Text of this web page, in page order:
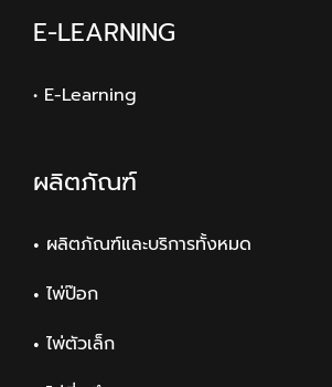
E-LEARNING
• E-Learning
ผลิตภัณฑ์
ผลิตภัณฑ์และบริการทั้งหมด
ไพ่ป๊อก
ไพ่ตัวเล็ก